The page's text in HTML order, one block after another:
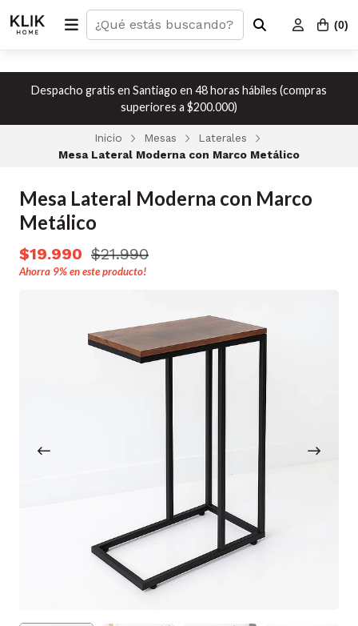
(0)
Despacho gratis en Santiago en 48 horas hábiles (compras
superiores a $200.000)
Inicio Mesas
Laterales
Mesa Lateral Moderna con Marco Metálico
Mesa Lateral Moderna con Marco
Metálico
$19.990 $21.990
Ahorra 9%en este producto!